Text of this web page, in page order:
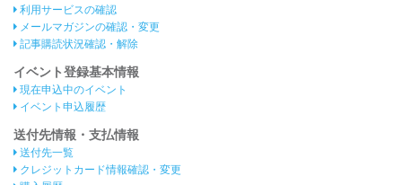
利用サービスの確認
メールマガジンの確認・変更
記事購読状況確認・解除
イベント登録基本情報
現在申込中のイベント
イベント申込履歴
送付先情報・支払情報
送付先一覧
クレジットカード情報確認・変更